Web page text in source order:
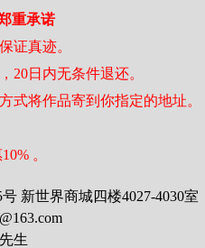
重承诺
证真迹。
20日内无条件退还。
式将作品寄到你指定的地址。
。
新世界商城四楼4027-4030室
生